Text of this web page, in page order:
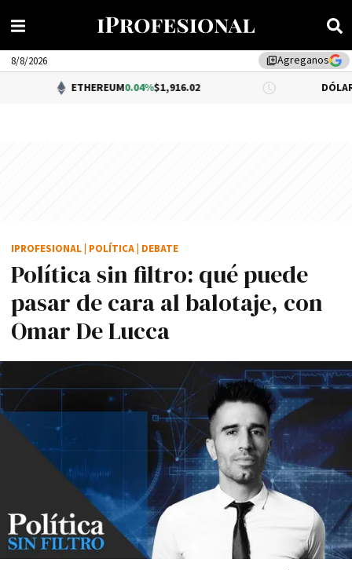
library_addAgreganos
8/8/2026
ETHEREUM0.04%$1,916.02 DÓLAR BNA
Política sin filtro: qué puede
pasar de cara al balotaje, con
Omar De Lucca
IPROFESIONAL POLÍTICA DEBATE